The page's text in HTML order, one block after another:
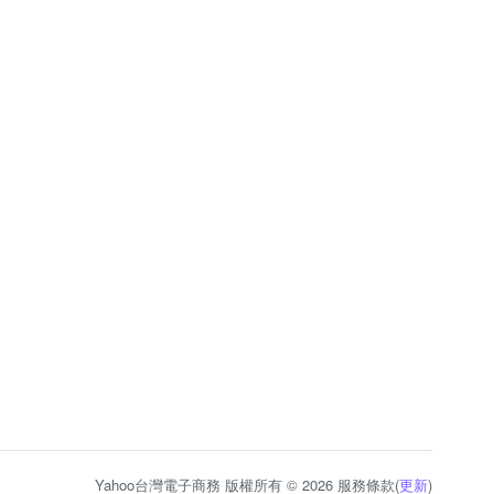
Yahoo台灣電子商務 版權所有 © 2026 服務條款(更新)